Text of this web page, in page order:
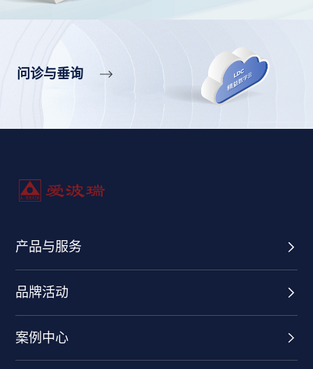
问诊与垂询
产品与服务
品牌活动
案例中心